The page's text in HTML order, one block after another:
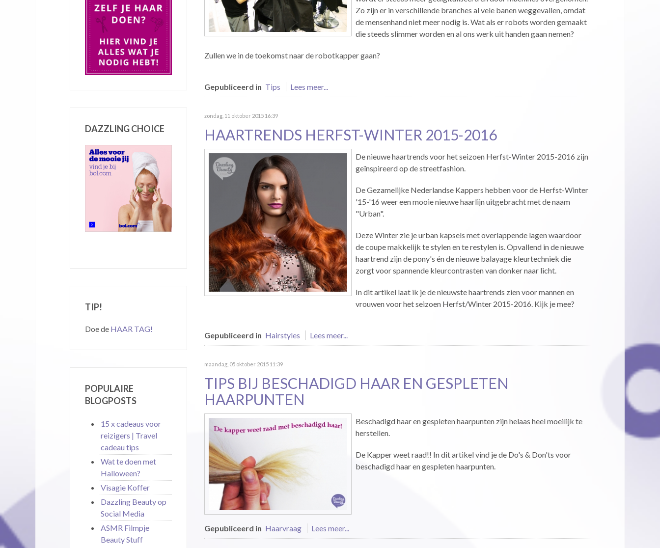
Zo zijn er in verschillende branches al vele banen weggevallen, omdat
de mensenhand niet meer nodig is. Wat als er robots worden gemaakt
die steeds slimmer worden en al ons werk uit handen gaan nemen?
Zullen we in de toekomst naar de robotkapper gaan?
Gepubliceerd in Tips Lees meer...
zondag, 11 oktober 2015 16:39
HAARTRENDS HERFST-WINTER 2015-2016
De nieuwe haartrends voor het seizoen Herfst-Winter 2015-2016 zijn
geïnspireerd op de streetfashion.
De Gezamelijke Nederlandse Kappers hebben voor de Herfst-Winter
'15-'16 weer een mooie nieuwe haarlijn uitgebracht met de naam
"Urban".
Deze Winter zie je urban kapsels met overlappende lagen waardoor
de coupe makkelijk te stylen en te restylen is. Opvallend in de nieuwe
haartrend zijn de pony's én de nieuwe balayage kleurtechniek die
zorgt voor spannende kleurcontrasten van donker naar licht.
In dit artikel laat ik je de nieuwste haartrends zien voor mannen en
vrouwen voor het seizoen Herfst/Winter 2015-2016. Kijk je mee?
Gepubliceerd in Hairstyles Lees meer...
maandag, 05 oktober 2015 11:39
TIPS BIJ BESCHADIGD HAAR EN GESPLETEN
HAARPUNTEN
Beschadigd haar en gespleten haarpunten zijn helaas heel moeilijk te
herstellen.
De Kapper weet raad!! In dit artikel vind je de Do's & Don'ts voor
beschadigd haar en gespleten haarpunten.
Gepubliceerd in Haarvraag Lees meer...
DAZZLING CHOICE
TIP!
Doe de HAAR TAG!
POPULAIRE
BLOGPOSTS
15 x cadeaus voor
reizigers | Travel
cadeau tips
Wat te doen met
Halloween?
Visagie Koffer
Dazzling Beauty op
Social Media
ASMR Filmpje
Beauty Stuff